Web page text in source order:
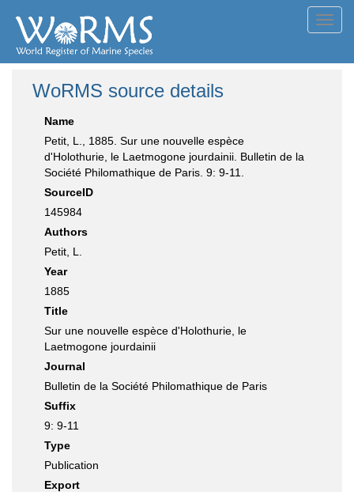
WoRMS source details
Name
Petit, L., 1885. Sur une nouvelle espèce
d'Holothurie, le Laetmogone jourdainii. Bulletin de la
Société Philomathique de Paris. 9: 9-11.
SourceID
145984
Authors
Petit, L.
Year
1885
Title
Sur une nouvelle espèce d'Holothurie, le
Laetmogone jourdainii
Journal
Bulletin de la Société Philomathique de Paris
Suffix
9: 9-11
Type
Publication
Export